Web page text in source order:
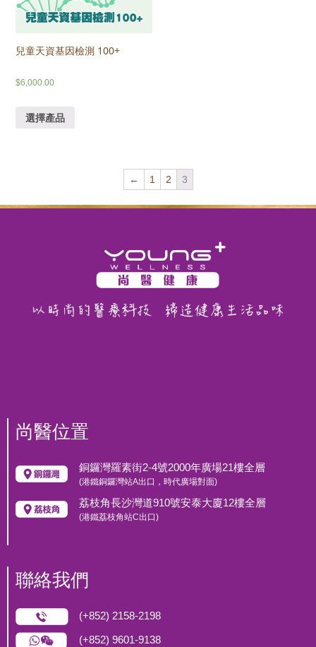
兒童天資基因檢測 100+
$6,000.00
選擇產品
← 1 2 3
尚醫位置
銅鑼灣羅素街2-4號2000年廣場21樓全層
(港鐵銅鑼灣站A出口，時代廣場對面)
荔枝角長沙灣道910號安泰大廈12樓全層
(港鐵荔枝角站C出口)
聯絡我們
(+852) 2158-2198
(+852) 9601-9138